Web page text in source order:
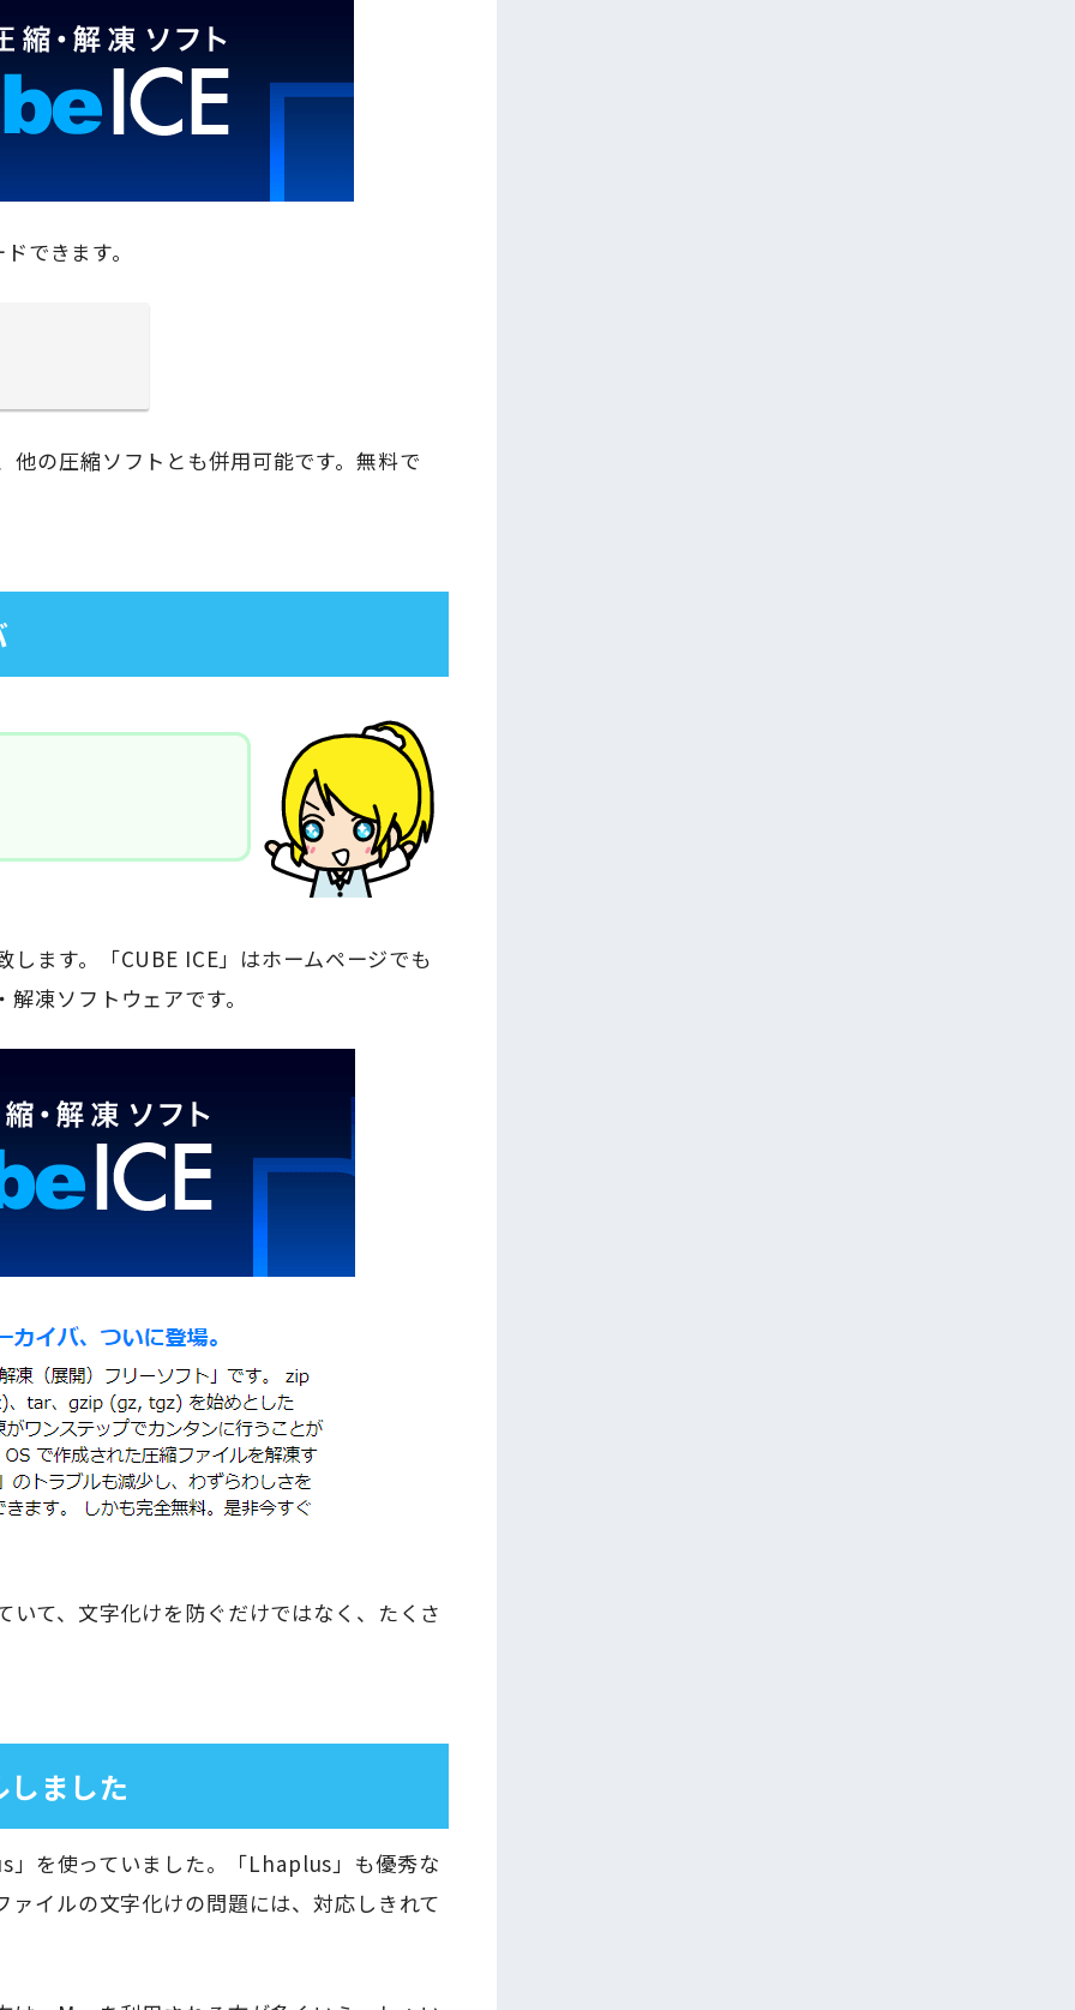
できます。
の圧縮ソフトとも併用可能です。無料で
ます。「CUBE ICE」はホームページでも
凍ソフトウェアです。
いて、文字化けを防ぐだけではなく、たくさ
ました
を使っていました。「Lhaplus」も優秀な
イルの文字化けの問題には、対応しきれて